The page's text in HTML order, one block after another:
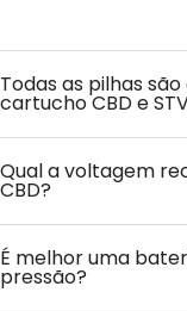
Todas as pilhas
cartucho CBD e
Qual a voltagem
CBD?
É melhor uma
pressão?